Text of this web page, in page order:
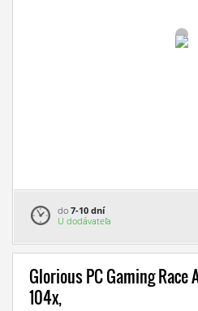
do 7-10 dní
U dodávateľa
Glorious PC Gaming Race
104x,